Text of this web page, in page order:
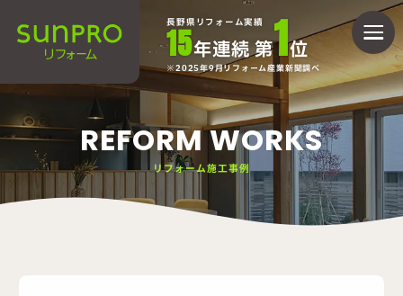
長野県リフォーム実績
15年連続 第1位
2025年9月リフォーム産業新聞調べ
REFORM WORKS
リフォーム施工事例